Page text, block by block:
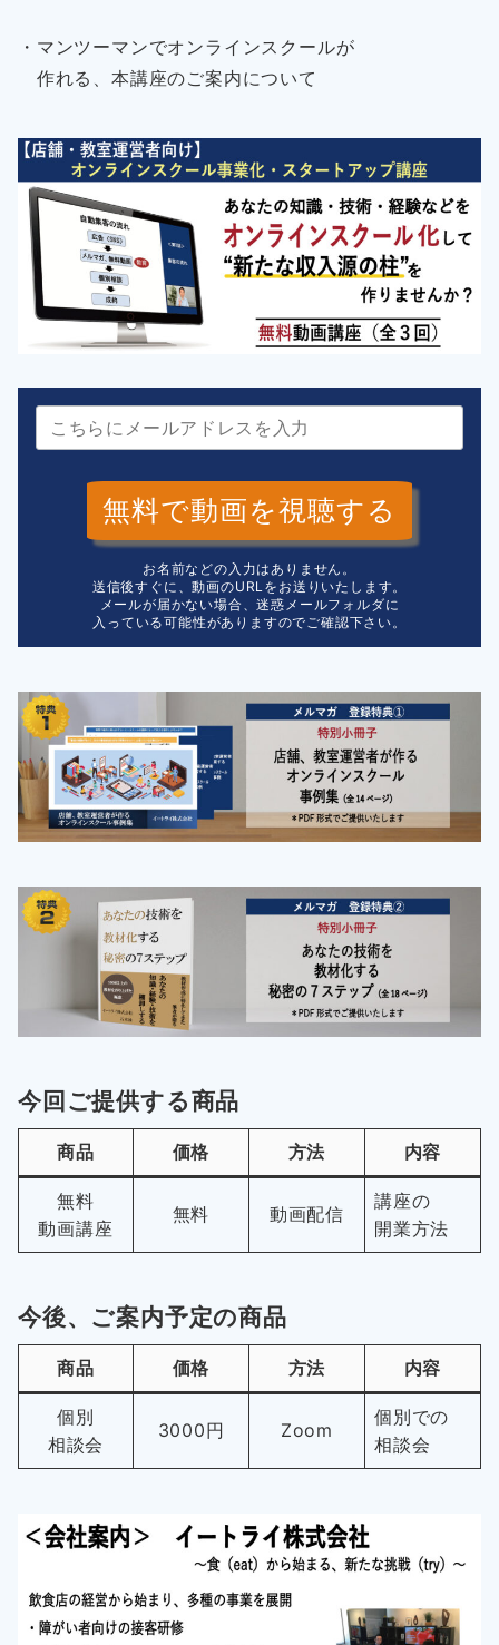
・マンツーマンでオンラインスクールが
作れる、本講座のご案内について
無料で動画を視聴する
お名前などの入力はありません。
送信後すぐに、動画のURLをお送りいたします。
メールが届かない場合、迷惑メールフォルダに
入っている可能性がありますのでご確認下さい。
今回ご提供する商品
商品 価格 方法 内容
無料
動画講座
無料 動画配信
講座の
開業方法
今後、ご案内予定の商品
商品 価格 方法 内容
個別
相談会
3000円 Zoom
個別での
相談会